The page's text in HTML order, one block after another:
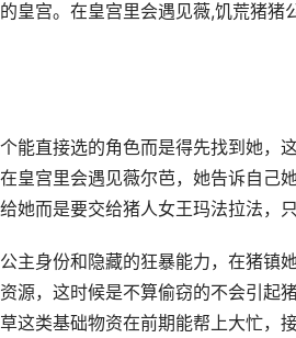
皇宫。在皇宫里会遇见薇,饥荒猪猪
能直接选的角色而是得先找到她，
皇宫里会遇见薇尔芭，她告诉自己
她而是要交给猪人女王玛法拉法，
主身份和隐藏的狂暴能力，在猪镇
源，这时候是不算偷窃的不会引起
这类基础物资在前期能帮上大忙，